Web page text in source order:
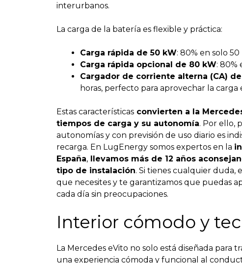
interurbanos.
La carga de la batería es flexible y práctica:
Carga rápida de 50 kW: 80% en solo
Carga rápida opcional de 80 kW: 80%
Cargador de corriente alterna (CA) de
horas, perfecto para aprovechar la carga
Estas característicasconvierten a la
tiempos de carga y su autonomía. Por ello,
autonomías y con previsión de uso diario es
recarga. En LugEnergy somos expertos en la
España,llevamos más de 12 años
tipo de instalación. Si tienes cualquier duda,
que necesites y te garantizamos que puedas
cada día sin preocupaciones.
Interior cómodo y
La Mercedes eVito no solo está diseñada para
una experiencia cómoda y funcional al